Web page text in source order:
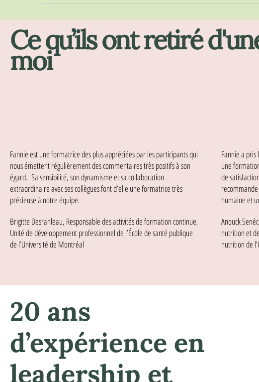
Ce qu’ils ont retiré
moi
Fannie est une formatrice des plus appréciées par les participants qui
nous émettent régulièrement des commentaires très positifs à son
égard. Sa sensibilité, son dynamisme et sa collaboration
extraordinaire avec ses collègues font d’elle une formatrice très
précieuse à notre équipe.
Brigitte Desranleau, Responsable des activités de formation continue,
Unité de développement professionnel de l’École de santé publique
de l’Université de Montréal
Fannie a
une
de
humaine et
Anouck
nutrition et
nutrition de
20 ans
d’expérience en
leadership et